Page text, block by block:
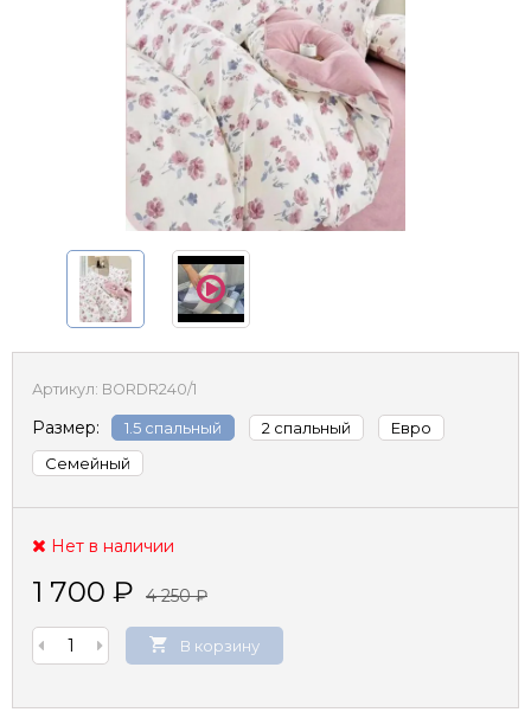
Артикул: BORDR240/1
Размер: 1.5 спальный 2 спальный
Евро
Семейный
Нет в наличии
1 700 ₽ 4 250₽
В корзину